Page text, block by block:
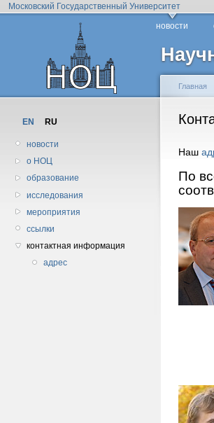
Московский Государственный Университет
новости
EN RU
новости
о НОЦ
образование
исследования
мероприятия
ссылки
контактная информация
адрес
Главная
Наш
По